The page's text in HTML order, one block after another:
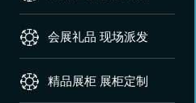
会展礼品 现场派发
精品展柜 展柜定制
会展礼品 现场派发
精品展柜 展柜定制